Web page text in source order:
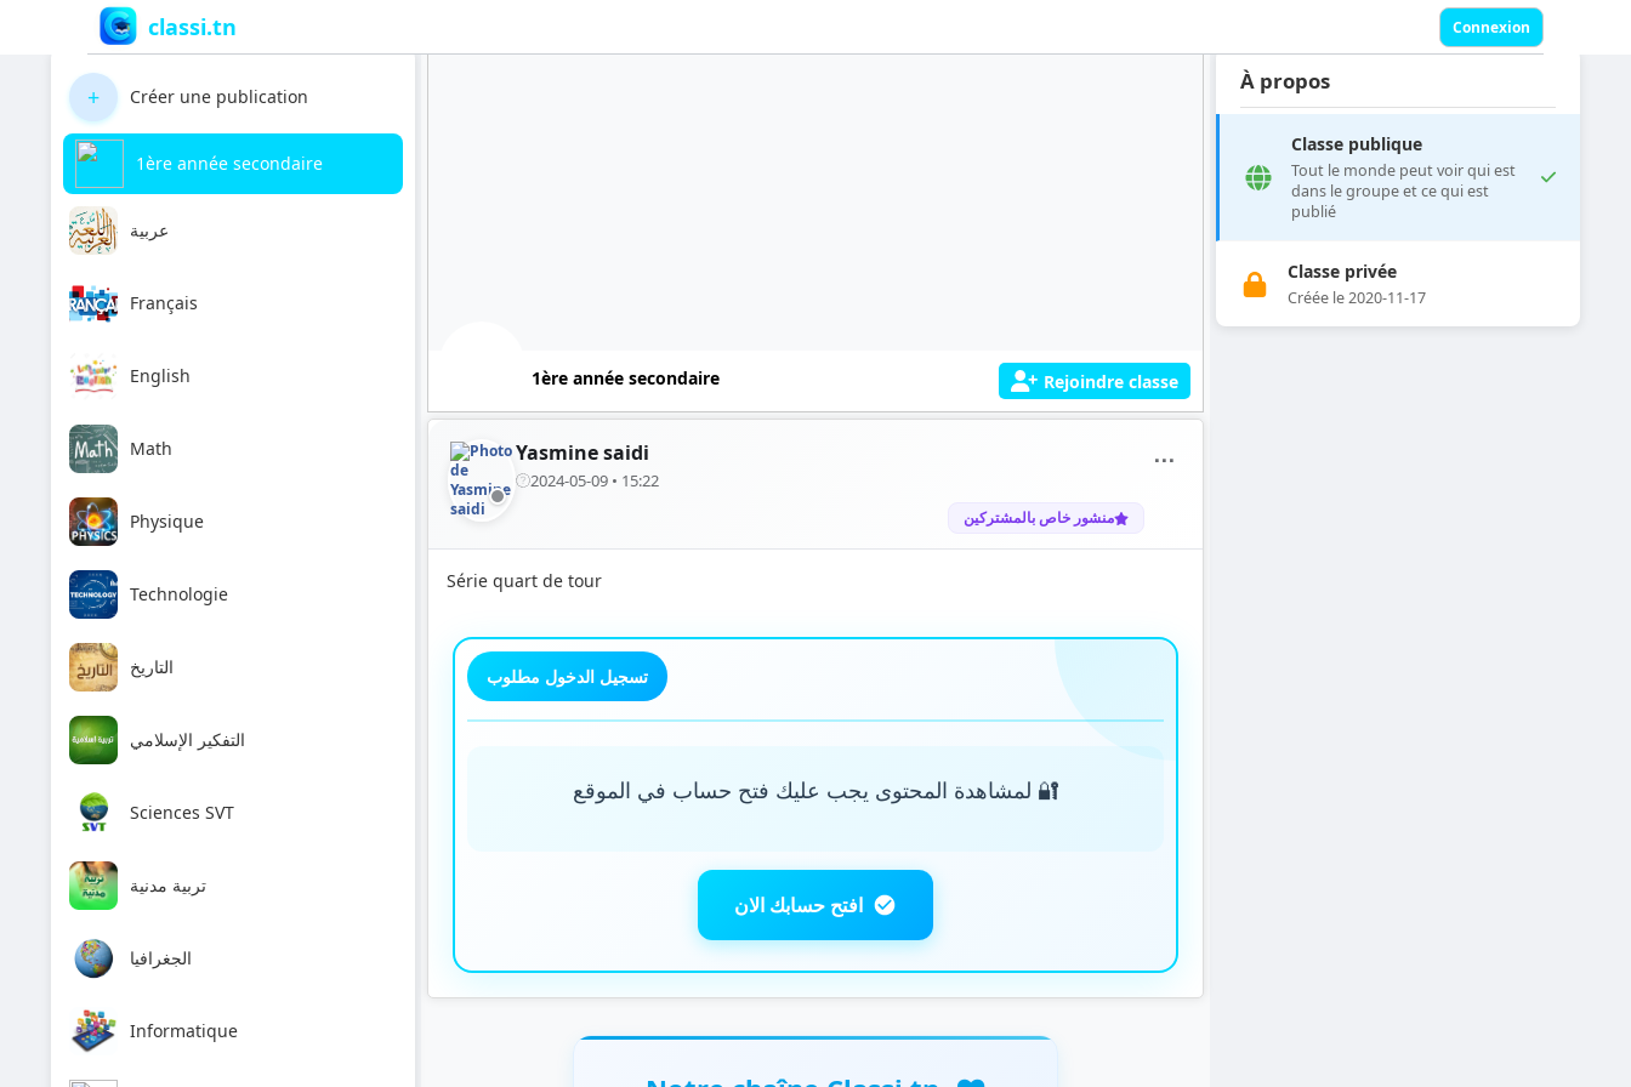
classi.tn Connexion
+ Créer une publication
1ère année secondaire
عربية
Français
English
Math
Physique
Technologie
التاريخ
التفكير الإسلامي
Sciences SVT
تربية مدنية
الجغرافيا
Informatique
À propos
Classe publique
Tout le monde peut voir qui est
dans le groupe et ce qui est
publié
Classe privée
Créée le 2020-11-17
1ère année secondaire Rejoindre classe
Yasmine saidi
2024-05-09 • 15:22
منشور خاص بالمشتركين
⋯
Série quart de tour
تسجيل الدخول مطلوب
🔐 لمشاهدة المحتوى يجب عليك فتح حساب في الموقع
افتح حسابك الان